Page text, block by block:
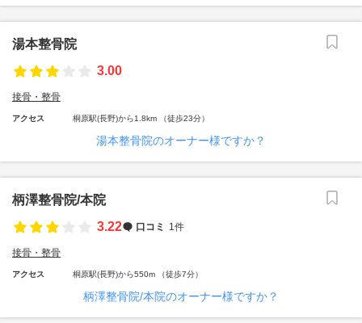
湯本整骨院
3.00
接骨・整骨
アクセス 桐原駅(長野)から1.8km （徒歩23分）
湯本整骨院のオーナー様ですか？
柄澤整骨院/本院
3.22
口コミ 1件
接骨・整骨
アクセス 桐原駅(長野)から550m （徒歩7分）
柄澤整骨院/本院のオーナー様ですか？